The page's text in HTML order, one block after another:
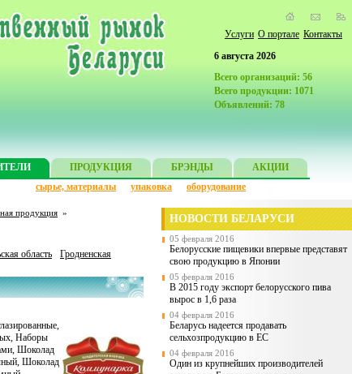
6 августа 2026
Всего организаций: 56
Всего продукции: 1071
Объявлений: 78
ПРОДУКЦИЯ БРЭНДЫ
АКЦИИ
сырье, материалы
упаковка оборудование
Услуги О портале Контакты
продукция »
область
Гродненская
,
, Наборы
, Шоколад
, Шоколад
НОВОСТИ БЕЛАРУСИ
05 февраля 2016
Белорусские пищевики впервые представят
свою продукцию в Японии
05 февраля 2016
В 2015 году экспорт белорусского пива
вырос в 1,6 раза
04 февраля 2016
Беларусь надеется продавать
сельхозпродукцию в ЕС
04 февраля 2016
Один из крупнейших производителей